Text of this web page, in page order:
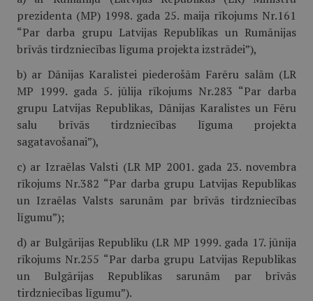
prezidenta (MP) 1998. gada 25. maija rīkojums Nr.161
“Par darba grupu Latvijas Republikas un Rumānijas
brīvās tirdzniecības līguma projekta izstrādei”),
b) ar Dānijas Karalistei piederošām Farēru salām (LR
MP 1999. gada 5. jūlija rīkojums Nr.283 “Par darba
grupu Latvijas Republikas, Dānijas Karalistes un Fēru
salu brīvās tirdzniecības līguma projekta
sagatavošanai”),
c) ar Izraēlas Valsti (LR MP 2001. gada 23. novembra
rīkojums Nr.382 “Par darba grupu Latvijas Republikas
un Izraēlas Valsts sarunām par brīvās tirdzniecības
līgumu”);
d) ar Bulgārijas Republiku (LR MP 1999. gada 17. jūnija
rīkojums Nr.255 “Par darba grupu Latvijas Republikas
un Bulgārijas Republikas sarunām par brīvās
tirdzniecības līgumu”).